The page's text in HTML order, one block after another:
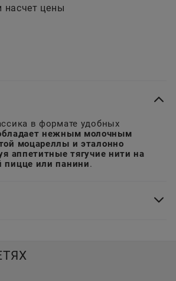
насчет цены
в формате удобных
нежным молочным
моцареллы и эталонно
аппетитные тягучие нити на
пицце или панини.